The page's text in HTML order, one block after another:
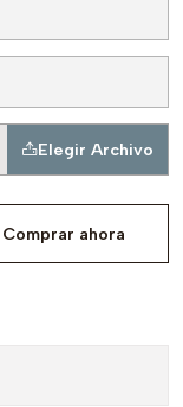
Elegir Archivo
Comprar ahora